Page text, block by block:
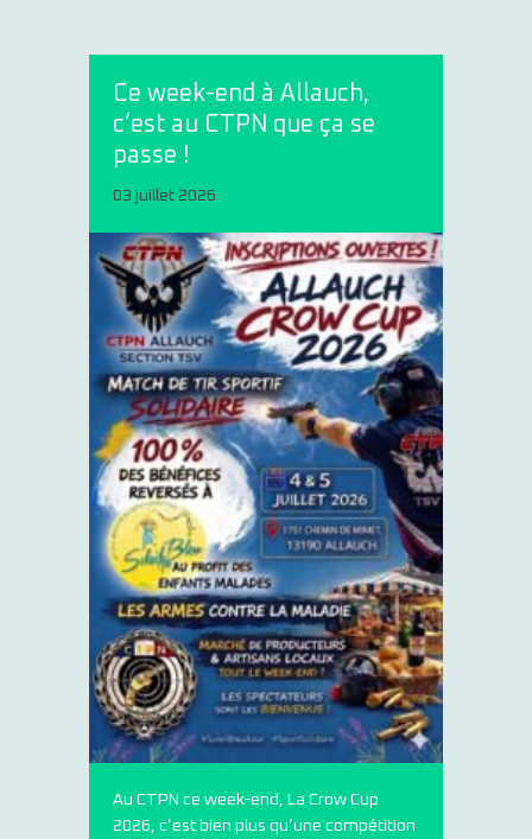
Ce week-end à Allauch,
c’est au CTPN que ça se
passe !
03 juillet 2026
Au CTPN ce week-end, La Crow Cup
2026, c’est bien plus qu’une compétition